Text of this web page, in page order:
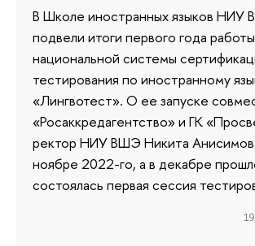
В Школе иностранных языков НИУ
подвели итоги первого года работы
национальной системы
тестирования по иностранному
«Лингвотест». О ее запуске
«Росаккредагентство» и ГК
ректор НИУ ВШЭ Никита Анисимов
ноябре 2022-го, а в декабре
состоялась первая сессия